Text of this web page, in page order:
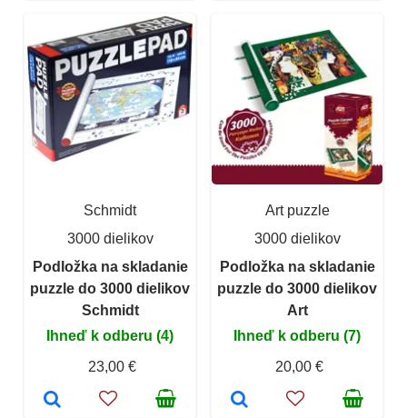
Schmidt
3000 dielikov
Podložka na skladanie
puzzle do 3000 dielikov
Schmidt
Ihneď k odberu (4)
23,00 €
Art puzzle
3000 dielikov
Podložka na skladanie
puzzle do 3000 dielikov
Art
Ihneď k odberu (7)
20,00 €